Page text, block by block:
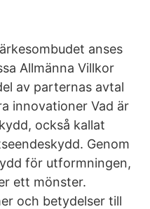
anses
Allmänna Villkor
av parternas avtal
innovationer Vad är
också kallat
Genom
för utformningen,
ett mönster.
och betydelser till